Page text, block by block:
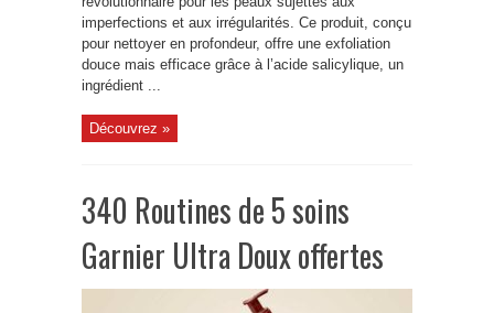
imperfections et aux irrégularités. Ce produit, conçu
pour nettoyer en profondeur, offre une exfoliation
douce mais efficace grâce à l’acide salicylique, un
ingrédient ...
Découvrez »
340 Routines de 5 soins
Garnier Ultra Doux offertes